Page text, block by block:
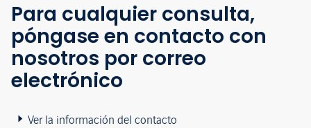
Para cualquier consulta,
póngase en contacto con
nosotros por correo
electrónico
Ver la información del contacto